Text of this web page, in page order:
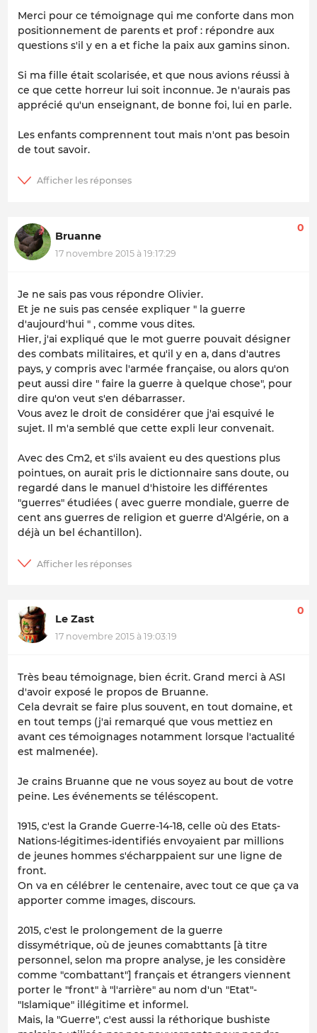
Merci pour ce témoignage qui me conforte dans mon
positionnement de parents et prof : répondre aux
questions s'il y en a et fiche la paix aux gamins sinon.
Si ma fille était scolarisée, et que nous avions réussi à
ce que cette horreur lui soit inconnue. Je n'aurais pas
apprécié qu'un enseignant, de bonne foi, lui en parle.
Les enfants comprennent tout mais n'ont pas besoin
de tout savoir.
Bruanne
17 novembre 2015 à 19:17:29
0
Je ne sais pas vous répondre Olivier.
Et je ne suis pas censée expliquer " la guerre
d'aujourd'hui " , comme vous dites.
Hier, j'ai expliqué que le mot guerre pouvait désigner
des combats militaires, et qu'il y en a, dans d'autres
pays, y compris avec l'armée française, ou alors qu'on
peut aussi dire " faire la guerre à quelque chose", pour
dire qu'on veut s'en débarrasser.
Vous avez le droit de considérer que j'ai esquivé le
sujet. Il m'a semblé que cette expli leur convenait.
Avec des Cm2, et s'ils avaient eu des questions plus
pointues, on aurait pris le dictionnaire sans doute, ou
regardé dans le manuel d'histoire les différentes
"guerres" étudiées ( avec guerre mondiale, guerre de
cent ans guerres de religion et guerre d'Algérie, on a
déjà un bel échantillon).
Le Zast
17 novembre 2015 à 19:03:19
0
Très beau témoignage, bien écrit. Grand merci à ASI
d'avoir exposé le propos de Bruanne.
Cela devrait se faire plus souvent, en tout domaine, et
en tout temps (j'ai remarqué que vous mettiez en
avant ces témoignages notamment lorsque l'actualité
est malmenée).
Je crains Bruanne que ne vous soyez au bout de votre
peine. Les événements se téléscopent.
1915, c'est la Grande Guerre-14-18, celle où des Etats-
Nations-légitimes-identifiés envoyaient par millions
de jeunes hommes s'écharppaient sur une ligne de
front.
On va en célébrer le centenaire, avec tout ce que ça va
apporter comme images, discours.
2015, c'est le prolongement de la guerre
dissymétrique, où de jeunes comabttants [à titre
personnel, selon ma propre analyse, je les considère
comme "combattant"] français et étrangers viennent
porter le "front" à "l'arrière" au nom d'un "Etat"-
"Islamique" illégitime et informel.
Mais, la "Guerre", c'est aussi la réthorique bushiste